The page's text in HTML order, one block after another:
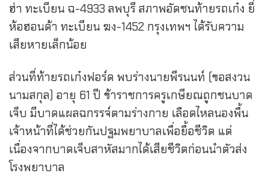
ฮ่า ทะเบียน ฉ-4933 ลพบุรี สภาพอัดชนท้ายรถเก๋ง ยี่
ห้อฮอนด้า ทะเบียน ฆง-1452 กรุงเทพฯ ได้รับความ
เสียหายเล็กน้อย
ส่วนที่ท้ายรถเก๋งฟอร์ด พบร่างนายพีรนนท์ (ขอสงวน
นามสกุล) อายุ 61 ปี ข้าราชการครูเกษียณถูกชนบาด
เจ็บ มีบาดแผลฉกรรจ์ตามร่างกาย เลือดไหลนองพื้น
เจ้าหน้าที่ได้ช่วยกันปฐมพยาบาลเพื่อยื้อชีวิต แต่
เนื่องจากบาดเจ็บสาหัสมากได้เสียชีวิตก่อนนำตัวส่ง
โรงพยาบาล